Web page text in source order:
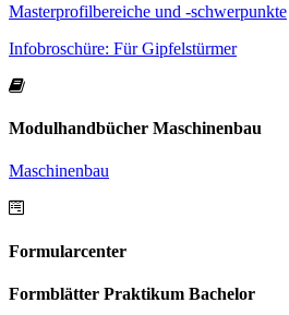
Masterprofilbereiche und -schwerpunkte
Infobroschüre: Für Gipfelstürmer
Modulhandbücher Maschinenbau
Maschinenbau
Formularcenter
Formblätter Praktikum Bachelor